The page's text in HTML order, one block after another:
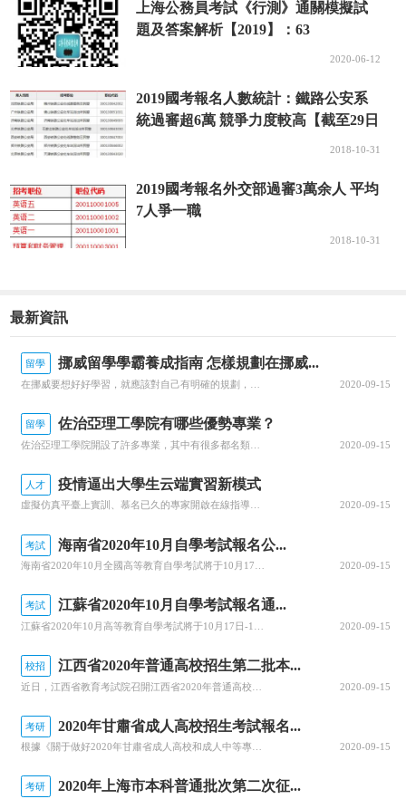
上海公務員考試《行測》通關模擬試
題及答案解析【2019】：63
2020-06-12
2019國考報名人數統計：鐵路公安系
統過審超6萬 競爭力度較高【截至29日
2018-10-31
2019國考報名外交部過審3萬余人 平均
7人爭一職
2018-10-31
最新資訊
留學 挪威留學學霸養成指南 怎樣規劃在挪威...
2020-09-15
留學 佐治亞理工學院有哪些優勢專業？
2020-09-15
人才 疫情逼出大學生云端實習新模式
虛擬仿真平臺上實訓、慕名已久的專家開啟在線指導、技術現場作業直播觀摩……說起正在進行中的“云實習”活動，武漢一理工類高校電力專業的張強有些興奮。“云實習”是指通過在線工作平臺虛擬工作環境，在工作流程、內容等方面和傳統實習工作保持一致性的實習形式。走出校園的大實習活動是大學教育的重要部分。然而，疫情打... 2020-09-15
考試 海南省2020年10月自學考試報名公...
2020-09-15
考試 江蘇省2020年10月自學考試報名通...
2020-09-15
校招 江西省2020年普通高校招生第二批本...
2020-09-15
考研 2020年甘肅省成人高校招生考試報名...
2020-09-15
考研 2020年上海市本科普通批次第二次征...